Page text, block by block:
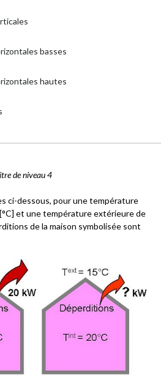
basses
hautes
de niveau 4
ci-dessous, pour une température
et une température extérieure de
de la maison symbolisée sont